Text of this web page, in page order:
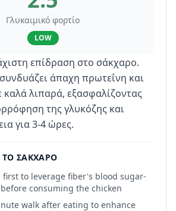
Γλυκαιμικό φορτίο
LOW
επίδραση στο σάκχαρο.
άπαχη πρωτεΐνη και
καλά λιπαρά, εξασφαλίζοντας
της γλυκόζης και
για 3-4 ώρες.
ΤΟ ΣΆΚΧΑΡΟ
first to leverage fiber's blood sugar-
consuming the chicken
walk after eating to enhance